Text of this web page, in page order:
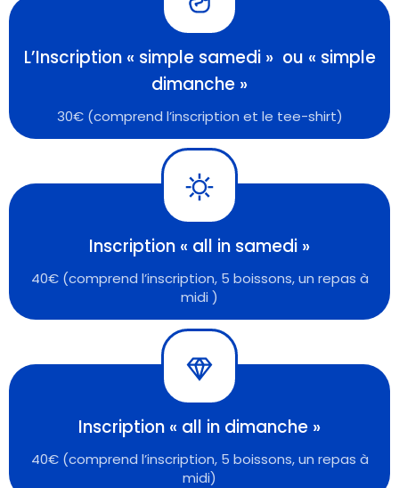
L’Inscription « simple samedi » ou « simple
dimanche »
30€ (comprend l’inscription et le tee-shirt)
Inscription « all in samedi »
40€ (comprend l’inscription, 5 boissons, un repas à
midi )
Inscription « all in dimanche »
40€ (comprend l’inscription, 5 boissons, un repas à
midi)